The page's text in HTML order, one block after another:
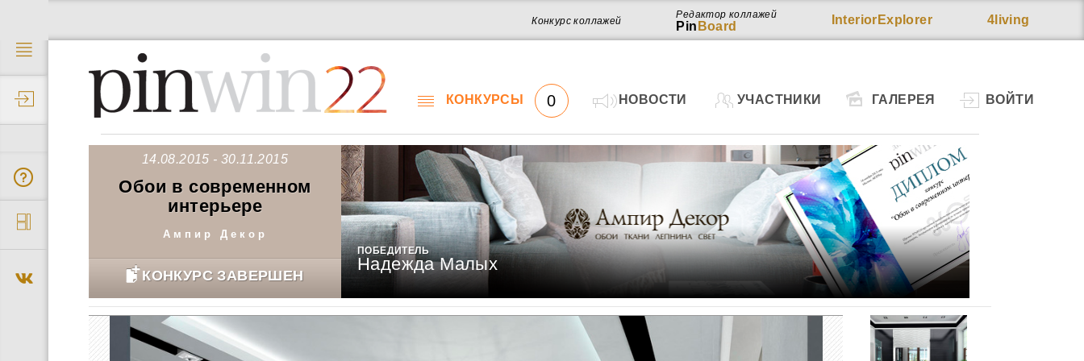
4living
InteriorExplorer
Редактор коллажей
Pin Board
Конкурс коллажей
22 КОНКУРСЫ 0 НОВОСТИ УЧАСТНИКИ ГАЛЕРЕЯ ВОЙТИ
14.08.2015 - 30.11.2015
Обои в современном
интерьере
Ампир Декор
КОНКУРС ЗАВЕРШЕН
ПОБЕДИТЕЛЬ
Надежда Малых
Работ